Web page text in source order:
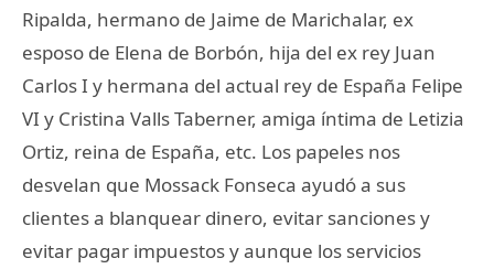
Ripalda, hermano de Jaime de Marichalar, ex
esposo de Elena de Borbón, hija del ex rey Juan
Carlos I y hermana del actual rey de España Felipe
VI y Cristina Valls Taberner, amiga íntima de Letizia
Ortiz, reina de España, etc. Los papeles nos
desvelan que Mossack Fonseca ayudó a sus
clientes a blanquear dinero, evitar sanciones y
evitar pagar impuestos y aunque los servicios